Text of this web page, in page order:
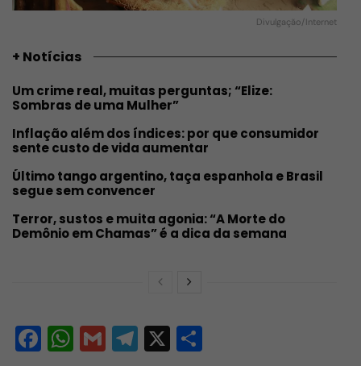
Divulgação/Internet
+ Notícias
Um crime real, muitas perguntas; “Elize:
Sombras de uma Mulher”
Inflação além dos índices: por que consumidor
sente custo de vida aumentar
Último tango argentino, taça espanhola e Brasil
segue sem convencer
Terror, sustos e muita agonia: “A Morte do
Demônio em Chamas” é a dica da semana
F W G T X